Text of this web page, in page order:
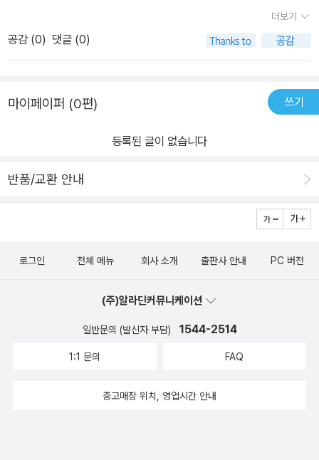
본다. 이야기 속 손자와 할머니는 무엇을 하든 함께하며 똑같다. 운동
을 할 때도, 심술을 부릴 때도, 텔레비전을 볼 때도, 군것질을 할 때에
같다.할머니와 손자 사이니까 같은 것이 아니라 할머니의 시선이 항
상 손자에게 머물러 있으니 뭐든지 똑같은 것이 아닐까 싶다. 사랑하
마음이 가득하니 닮아가며 서로가 똑같다고 말하는 것이다. 손자를
보는 할머니의 얼굴에서, 편찮으신 할머니를 바라보는 손자의 얼굴에
들의 영원한 대장이다.”작가의 말처럼 특별한 할머니만 손자손녀의
대장인 것이 아니라 우리의 할머니 모두가 온 세상 아이들의 영원한
먹고 재미난 티비도 함께 보고 아픔도 함께 나누는 나와 할머니는 언
제나 똑같습니다. 할머니는 나의 절친입니다.나는 할머니의 절친입니
다. 모든 할머니들은 우리의 절친일 것 같습니다. 아이들에게 책을 읽
큰 아이의 절친은 친할머니이고 작은 아이의 절친은 외할머니인가 봅
지금도 또 보고 싶어집니다.... <작가의 말> ~~~손자의 옷을 갈아
기를 들려주는 할머니아이는 점점 자라 키도 커지고 팔심도 세지고
지고 다리에 힘도 빠지고 기운도 없어진다. 이 세상 먹으면 안 되는 거
는 할머니에게 미음을 떠서 입안에 넣어드리며 말한다. '나는 할머니
요.'이 세상 누군가에게 외면당할 때 언제라도 달려가 할머니하고 부
르면 나를 품에 꼭 안아 위로가 되어 줄 나의 영원한 대장 우리 할머
선생님이 할머니들을 얼마나 사랑하는지 알 수 있습니다. 항상 할머
바라보며 글을 쓰시는 할머니바라기 김인자 선생님의 새 책'나는 할
더보기
공감 (0) 댓글 (0)
마이페이퍼 (0편) 쓰기
등록된 글이 없습니다
반품/교환 안내
로그인 전체 메뉴 회사 소개 출판사 안내 PC 버전
(주)알라딘커뮤니케이션
일반문의 (발신자 부담) 1544-2514
1:1 문의 FAQ
중고매장 위치, 영업시간 안내